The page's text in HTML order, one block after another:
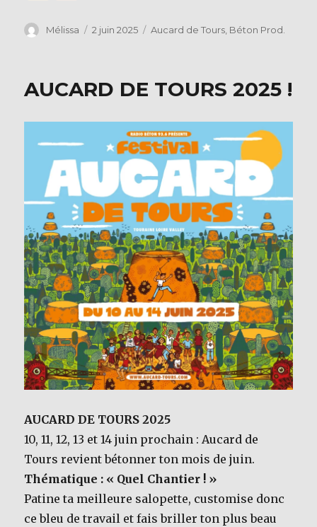
c
b
o
o
k
it
r
Auteur
Mélissa
Publié
2 juin 2025 Catégories
Aucard de Tours Béton Prod.
AUCARD DE TOURS 2025 !
AUCARD DE TOURS 2025
10, 11, 12, 13 et 14 juin prochain : Aucard de
Tours revient bétonner ton mois de juin.
Thématique : « Quel Chantier ! »
Patine ta meilleure salopette, customise donc
ce bleu de travail et fais briller ton plus beau